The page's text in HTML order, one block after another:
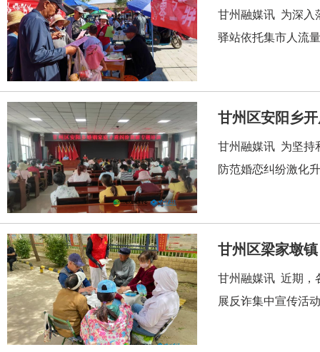
甘州融媒讯 为深入
驿站依托集市人流
甘州区安阳乡
甘州融媒讯 为坚持
防范婚恋纠纷激化
甘州融媒讯 近期，
展反诈集中宣传活